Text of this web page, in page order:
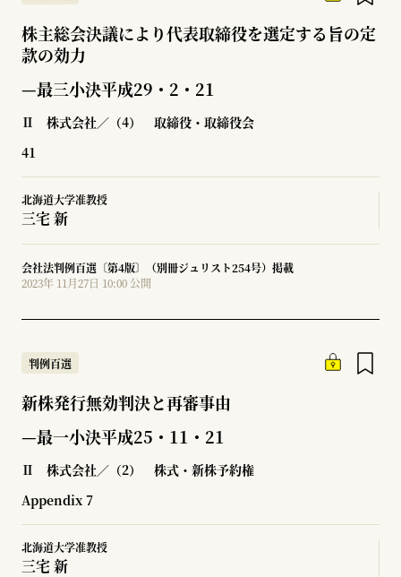
株主総会決議により代表取締役を選定する旨の定
款の効力
—最三小決平成29・2・21
Ⅱ 株式会社／（4） 取締役・取締役会
41
北海道大学准教授
三宅 新
会社法判例百選〔第4版〕（別冊ジュリスト254号）掲載
2023年 11月27日 10:00 公開
判例百選
新株発行無効判決と再審事由
—最一小決平成25・11・21
Ⅱ 株式会社／（2） 株式・新株予約権
Appendix 7
北海道大学准教授
三宅 新